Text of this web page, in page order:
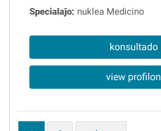
Specialaĵo: nuklea Medicino
konsultado
view profilon